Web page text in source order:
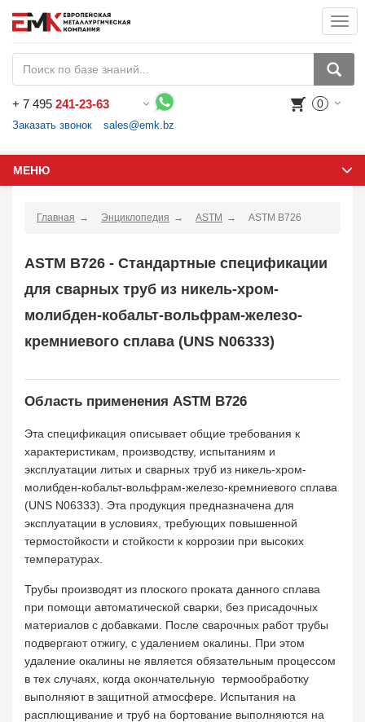
+ 7 495 241-23-63
Заказать звонок sales@emk.bz
0
МЕНЮ
Главная Энциклопедия ASTM ASTM B726
ASTM B726 - Стандартные спецификации
для сварных труб из никель-хром-
молибден-кобальт-вольфрам-железо-
кремниевого сплава (UNS N06333)
Область применения ASTM B726
Эта спецификация описывает общие требования к
характеристикам, производству, испытаниям и
эксплуатации литых и сварных труб из никель-хром-
молибден-кобальт-вольфрам-железо-кремниевого сплава
(UNS N06333). Эта продукция предназначена для
эксплуатации в условиях, требующих повышенной
термостойкости и стойкости к коррозии при высоких
температурах.
Трубы производят из плоского проката данного сплава
при помощи автоматической сварки, без присадочных
материалов с добавками. После сварочных работ трубы
подвергают отжигу, с удалением окалины. При этом
удаление окалины не является обязательным процессом
в тех случаях, когда окончательную термообработку
выполняют в защитной атмосфере. Испытания на
расплющивание и труб на бортование выполняются на